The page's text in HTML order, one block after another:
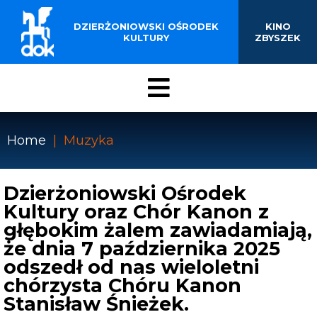
Przejdź
treści
Menu
BUDYNKU KINOTEATRU
„ZBYSZEK” W
DZIERŻONIOWIE
DZIERŻONIOWSKI OŚRODEK
KULTURY
KINO
ZBYSZEK
nawigacyjna
Home Muzyka
Dzierżoniowski Ośrodek
Kultury oraz Chór Kanon z
głębokim żalem zawiadamiają,
że dnia 7 października 2025
odszedł od nas wieloletni
chórzysta Chóru Kanon
Stanisław Śnieżek.